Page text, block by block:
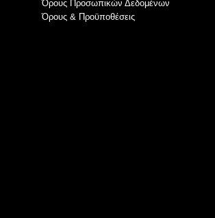
Όρους Προσωπικών Δεδομένων
Όρους & Προϋποθέσεις